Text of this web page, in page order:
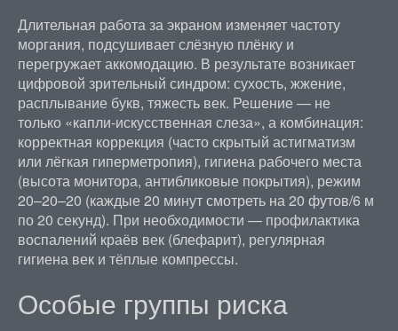
Длительная работа за экраном изменяет частоту
моргания, подсушивает слёзную плёнку и
перегружает аккомодацию. В результате возникает
цифровой зрительный синдром: сухость, жжение,
расплывание букв, тяжесть век. Решение — не
только «капли-искусственная слеза», а комбинация:
корректная коррекция (часто скрытый астигматизм
или лёгкая гиперметропия), гигиена рабочего места
(высота монитора, антибликовые покрытия), режим
20–20–20 (каждые 20 минут смотреть на 20 футов/6 м
по 20 секунд). При необходимости — профилактика
воспалений краёв век (блефарит), регулярная
гигиена век и тёплые компрессы.
Особые группы риска